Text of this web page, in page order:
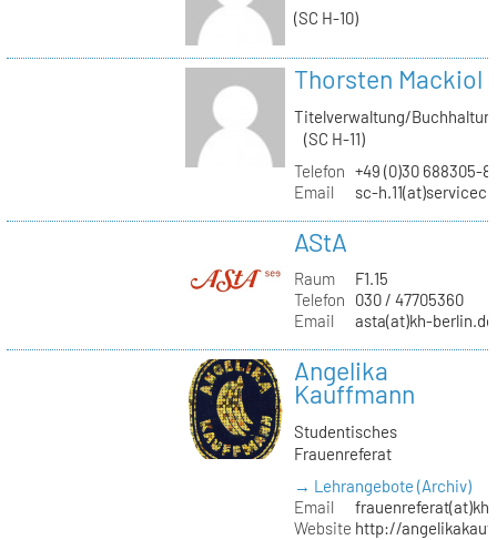
(SC H-10)
Thorsten Mackiol
Titelverwaltung/
(SC H-11)
Telefon +49 (0)30 688305-
Email
sc-
AStA
Raum
F1.15
Telefon
030 / 47705360
Email
asta(at)kh-berlin.de
Angelika
Kauffmann
Studentisches
Frauenreferat
→ Lehrangebote (Archiv)
Email
Website http://